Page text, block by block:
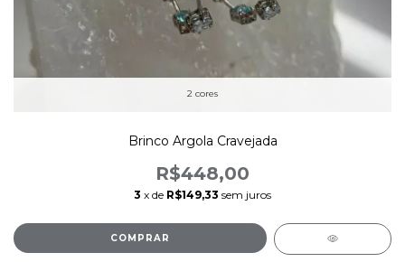
2 cores
Brinco Argola Cravejada
R$448,00
3 x de R$149,33 sem juros
COMPRAR